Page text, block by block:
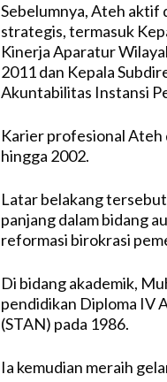
Sebelumnya, Ateh aktif
strategis, termasuk
Kinerja Aparatur
2011 dan Kepala
Akuntabilitas Instansi
Karier profesional Ateh
hingga 2002.
Latar belakang
panjang dalam bidang
reformasi birokrasi
Di bidang akademik,
pendidikan Diploma IV
(STAN) pada 1986.
Ia kemudian meraih